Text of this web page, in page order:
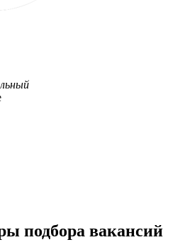
подбора вакансий